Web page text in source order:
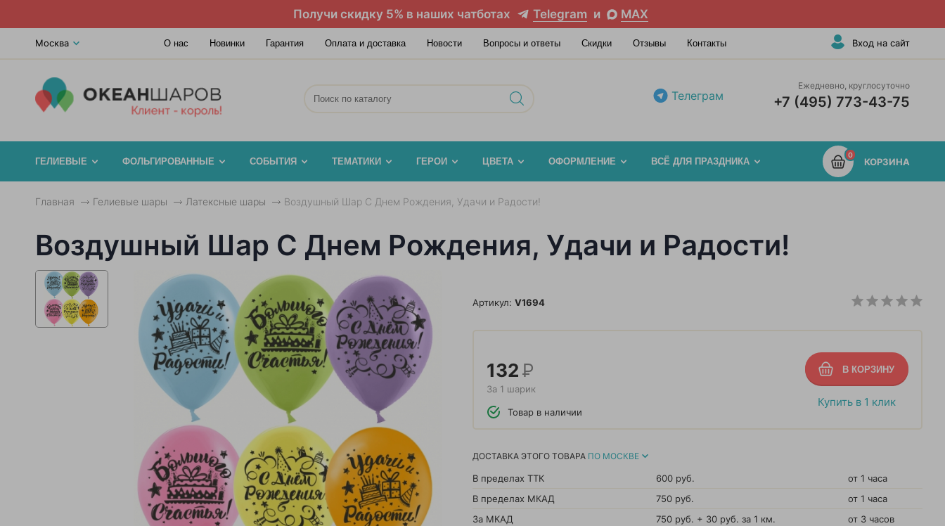
Получи скидку 5% в наших чатботах Telegram и MAX
Москва О нас Новинки Гарантия Оплата и доставка Новости Вопросы и ответы Скидки Отзывы Контакты Вход на сайт
Телеграм
Ежедневно, круглосуточно
+7 (495) 773-43-75
0
КОРЗИНА
ГЕЛИЕВЫЕ ФОЛЬГИРОВАННЫЕ СОБЫТИЯ ТЕМАТИКИ ГЕРОИ ЦВЕТА ОФОРМЛЕНИЕ ВСЁ ДЛЯ ПРАЗДНИКА
Главная Гелиевые шары Латексные шары Воздушный Шар С Днем Рождения, Удачи и Радости!
Воздушный Шар С Днем Рождения, Удачи и Радости!
Артикул: V1694
Купить в 1 клик
132Р
За 1 шарик
Товар в наличии
ДОСТАВКА ЭТОГО ТОВАРА ПО МОСКВЕ
В пределах ТТК 600 руб.
от 1 часа
В пределах МКАД
750 руб.
от 1 часа
За МКАД
750 руб. + 30 руб. за 1 км.
от 3 часов